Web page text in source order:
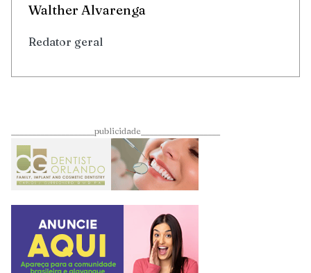
Walther Alvarenga
Redator geral
____________________publicidade___________________